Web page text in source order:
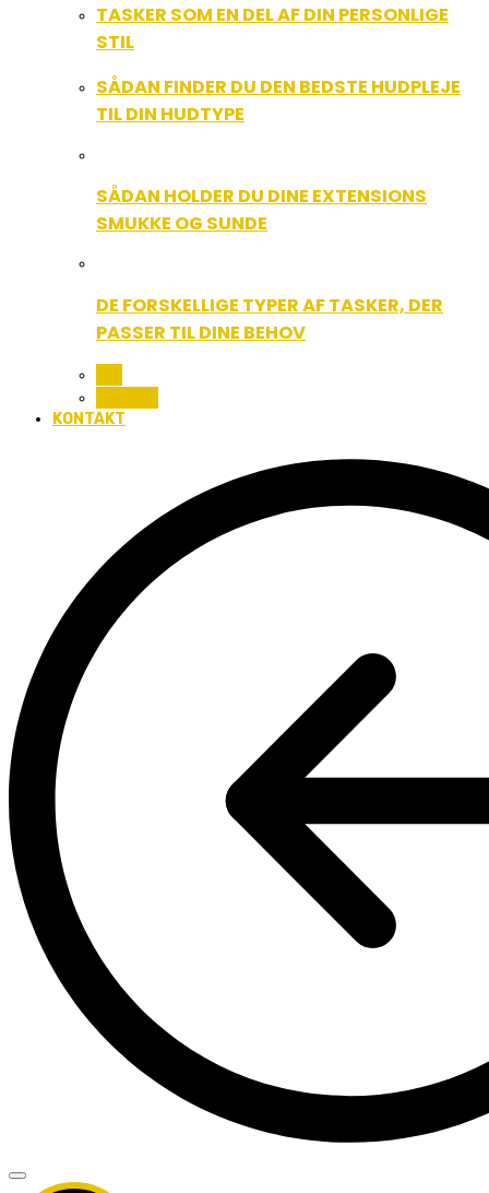
TASKER SOM EN DEL AF DIN PERSONLIGE
STIL
SÅDAN FINDER DU DEN BEDSTE HUDPLEJE
TIL DIN HUDTYPE
SÅDAN HOLDER DU DINE EXTENSIONS
SMUKKE OG SUNDE
DE FORSKELLIGE TYPER AF TASKER, DER
PASSER TIL DINE BEHOV
KONTAKT